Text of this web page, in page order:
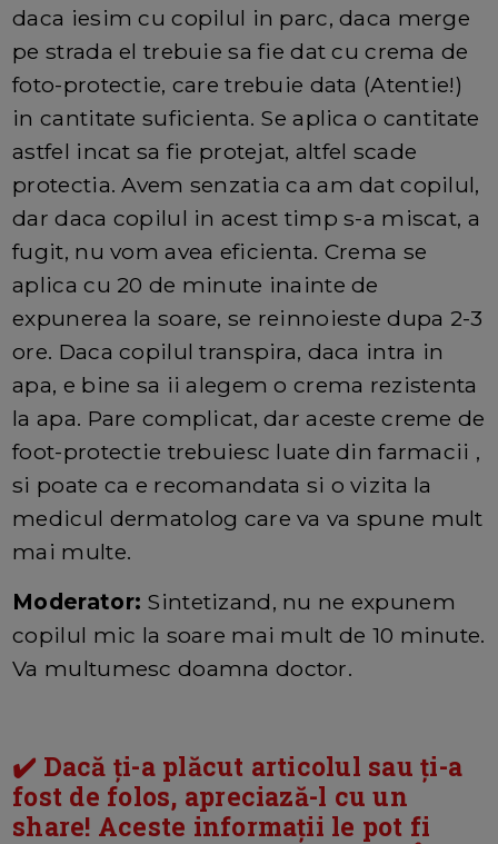
daca iesim cu copilul in parc, daca merge
pe strada el trebuie sa fie dat cu crema de
foto-protectie, care trebuie data (Atentie!)
in cantitate suficienta. Se aplica o cantitate
astfel incat sa fie protejat, altfel scade
protectia. Avem senzatia ca am dat copilul,
dar daca copilul in acest timp s-a miscat, a
fugit, nu vom avea eficienta. Crema se
aplica cu 20 de minute inainte de
expunerea la soare, se reinnoieste dupa 2-3
ore. Daca copilul transpira, daca intra in
apa, e bine sa ii alegem o crema rezistenta
la apa. Pare complicat, dar aceste creme de
foot-protectie trebuiesc luate din farmacii ,
si poate ca e recomandata si o vizita la
medicul dermatolog care va va spune mult
mai multe.
Moderator: Sintetizand, nu ne expunem
copilul mic la soare mai mult de 10 minute.
Va multumesc doamna doctor.
✔️ Dacă ți-a plăcut articolul sau ți-a
fost de folos, apreciază-l cu un
share! Aceste informații le pot fi